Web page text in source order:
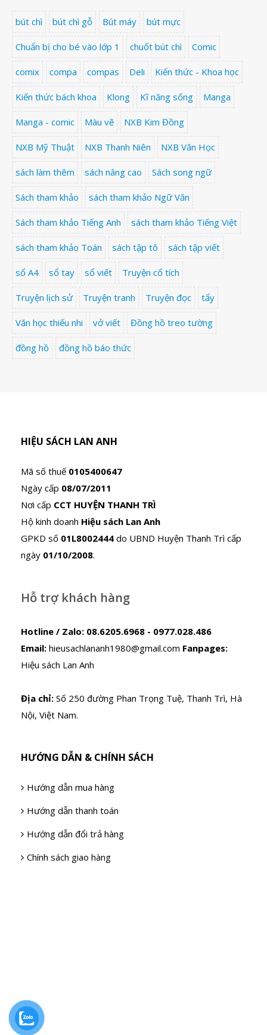
bút chì bút chì gỗ Bút máy bút mực
Chuẩn bị cho bé vào lớp 1 chuốt bút chì Comic
comix compa compas Deli Kiến thức - Khoa học
Kiến thức bách khoa Klong Kĩ năng sống Manga
Manga - comic Màu vẽ NXB Kim Đồng
NXB Mỹ Thuật NXB Thanh Niên NXB Văn Học
sách làm thêm sách nâng cao Sách song ngữ
Sách tham khảo sách tham khảo Ngữ Văn
Sách tham khảo Tiếng Anh sách tham khảo Tiếng Việt
sách tham khảo Toán sách tập tô sách tập viết
sổ A4 sổ tay sổ viết Truyện cổ tích
Truyện lịch sử Truyện tranh Truyện đọc tẩy
Văn học thiếu nhi vở viết Đồng hồ treo tường
đồng hồ đồng hồ báo thức
HIỆU SÁCH LAN ANH
Mã số thuế 0105400647
Ngày cấp 08/07/2011
Nơi cấp CCT HUYỆN THANH TRÌ
Hộ kinh doanh Hiệu sách Lan Anh
GPKD số 01L8002444 do UBND Huyện Thanh Trì cấp
ngày 01/10/2008.
Hỗ trợ khách hàng
Hotline / Zalo: 08.6205.6968 - 0977.028.486
Email: hieusachlananh1980@gmail.com Fanpages:
Hiệu sách Lan Anh
Địa chỉ: Số 250 đường Phan Trọng Tuệ, Thanh Trì, Hà
Nội, Việt Nam.
HƯỚNG DẪN & CHÍNH SÁCH
Hướng dẫn mua hàng
Hướng dẫn thanh toán
Hướng dẫn đổi trả hàng
Chính sách giao hàng